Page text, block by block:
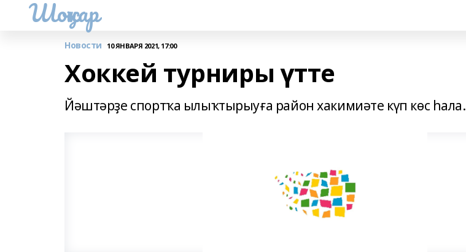
Шоңҡар
Новости 10 ЯНВАРЯ 2021, 17:00
Хоккей турниры үтте
Йәштәрҙе спортҡа ылыҡтырыуға район хакимиәте күп көс һала.